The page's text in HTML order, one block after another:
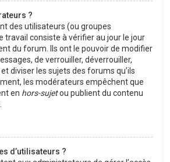
?
des utilisateurs (ou groupes
travail consiste à vérifier au jour le jour
du forum. Ils ont le pouvoir de modifier
de verrouiller, déverrouiller,
diviser les sujets des forums qu’ils
les modérateurs empêchent que
en hors-sujetou publient du contenu
d’utilisateurs ?